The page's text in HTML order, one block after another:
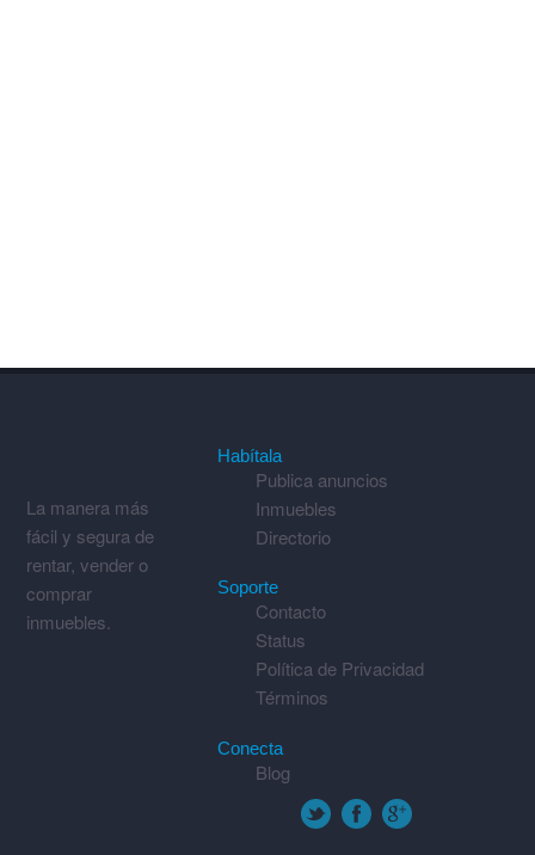
La manera más
fácil y segura de
rentar, vender o
comprar
inmuebles.
Habítala
Publica anuncios
Inmuebles
Directorio
Soporte
Contacto
Status
Política de Privacidad
Términos
Conecta
Blog